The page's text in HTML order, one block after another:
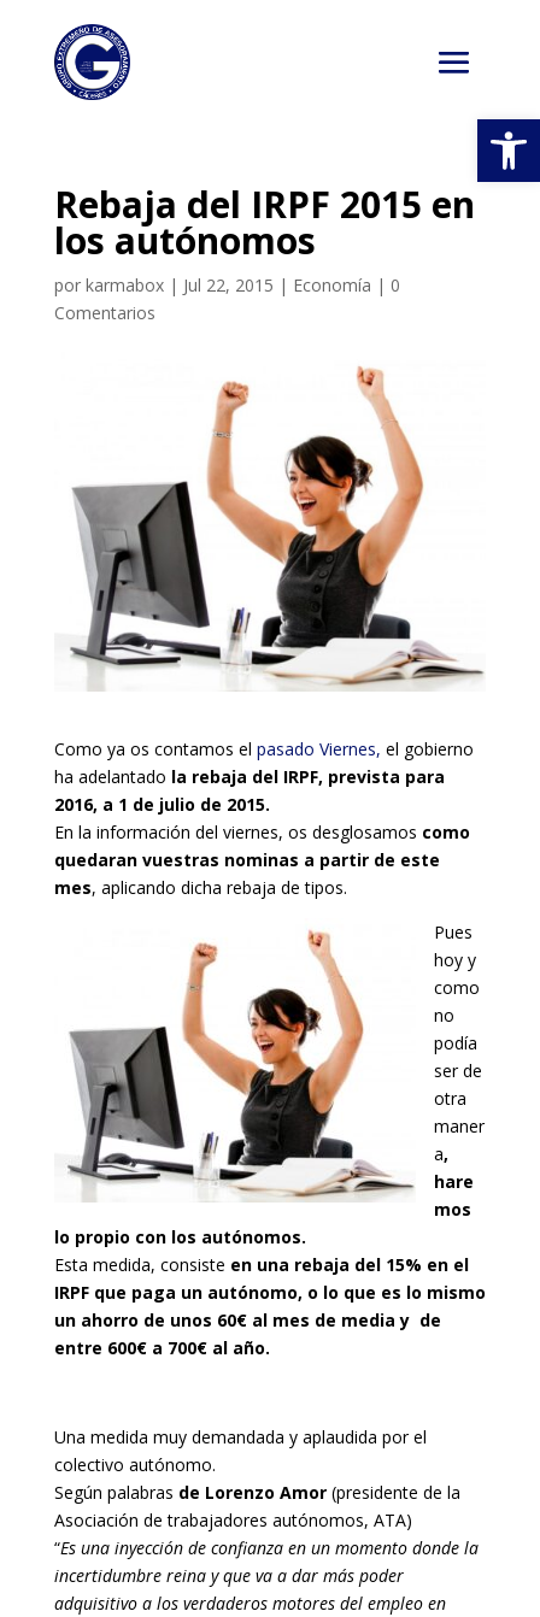
Rebaja del IRPF 2015 en
los autónomos
por karmabox| Jul 22, 2015 | Economía | 0
Comentarios
Como ya os contamos el pasado Viernes, el gobierno
ha adelantado la rebaja del IRPF, prevista para
2016, a 1 de julio de 2015.
En la información del viernes, os desglosamos como
quedaran vuestras nominas a partir de este
mes, aplicando dicha rebaja de tipos.
Pues
hoy y
como
no
podía
ser de
otra
maner
a,
hare
mos
lo propio con los autónomos.
Esta medida, consiste en una rebaja del 15% en el
IRPF que paga un autónomo, o lo que es lo mismo
un ahorro de unos 60€ al mes de media y de
entre 600€ a 700€ al año.
Una medida muy demandada y aplaudida por el
colectivo autónomo.
Según palabras de Lorenzo Amor(presidente de la
Asociación de trabajadores autónomos, ATA)
“Es una inyección de confianza en un momento donde la
incertidumbre reina y que va a dar más poder
adquisitivo a los verdaderos motores del empleo en